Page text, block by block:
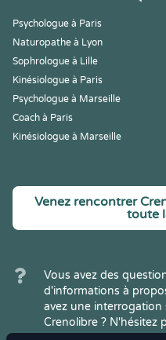
Psychologue à Paris
Naturopathe à Lyon
Sophrologue à Lille
Kinésiologue à Paris
Psychologue à Marseille
Coach à Paris
Kinésiologue à Marseille
Venez rencontrer
toute
Vous avez des
d'informations à
avez une
Crenolibre ? N'hésitez